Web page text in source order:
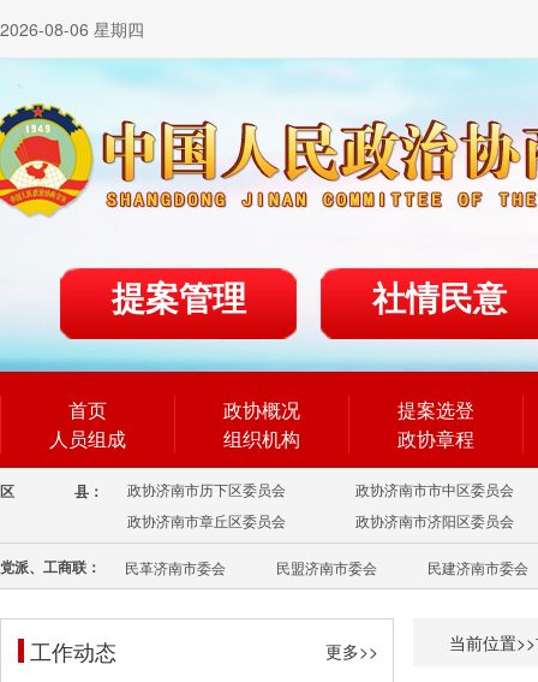
2026-08-06 星期四
提案管理 社情民意
首页
人员组成
政协概况
组织机构
提案选登
政协章程
区 县： 政协济南市历下区委员会
政协济南市市中区委员会
政协济南市章丘区委员会
政协济南市济阳区委员会
党派、工商联： 民革济南市委会 民盟济南市委会 民建济南市委会
工作动态
更多>>
当前位置>>